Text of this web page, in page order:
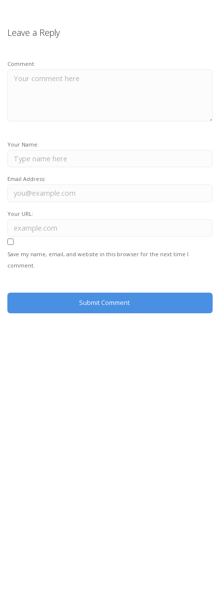
Leave a Reply
Comment:
Your Name:
Email Address:
Your URL:
Save my name, email, and website in this browser for the next time I
comment.